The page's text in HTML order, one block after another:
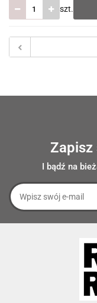
szt.
Zapisz
I bądź na